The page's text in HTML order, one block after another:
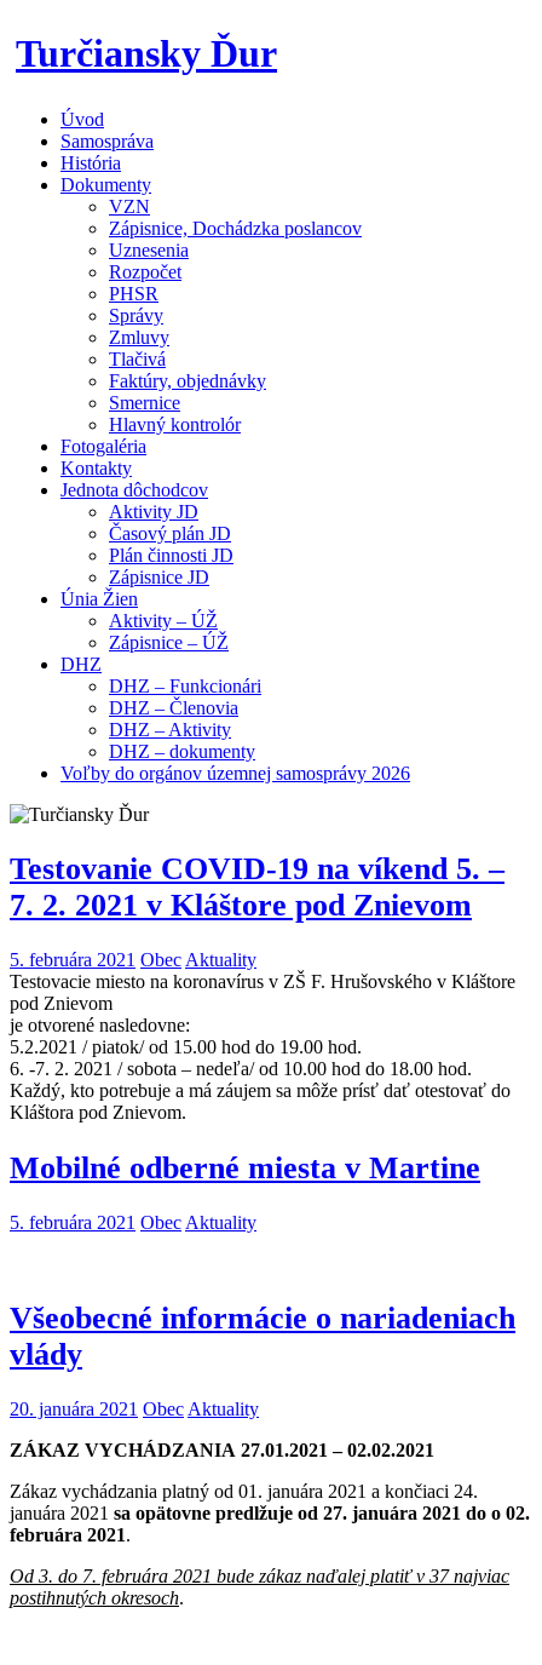
content
Turčiansky Ďur
Oficiálne
stránky
obce
Turčiansky
Úvod
Samospráva
História
Dokumenty
VZN
Zápisnice, Dochádzka poslancov
Uznesenia
Rozpočet
PHSR
Správy
Zmluvy
Tlačivá
Faktúry, objednávky
Smernice
Hlavný kontrolór
Fotogaléria
Kontakty
Jednota dôchodcov
Aktivity JD
Časový plán JD
Plán činnosti JD
Zápisnice JD
Únia Žien
Aktivity – ÚŽ
Zápisnice – ÚŽ
DHZ
DHZ – Funkcionári
DHZ – Členovia
DHZ – Aktivity
DHZ – dokumenty
Voľby do orgánov územnej samosprávy 2026
Testovanie COVID-19 na víkend 5. –
7. 2. 2021 v Kláštore pod Znievom
5. februára 2021 Obec Aktuality
Testovacie miesto na koronavírus v ZŠ F. Hrušovského v Kláštore
pod Znievom
je otvorené nasledovne:
5.2.2021 / piatok/ od 15.00 hod do 19.00 hod.
6. -7. 2. 2021 / sobota – nedeľa/ od 10.00 hod do 18.00 hod.
Každý, kto potrebuje a má záujem sa môže prísť dať otestovať do
Kláštora pod Znievom.
Mobilné odberné miesta v Martine
5. februára 2021 Obec Aktuality
Všeobecné informácie o nariadeniach
vlády
20. januára 2021 Obec Aktuality
ZÁKAZ VYCHÁDZANIA 27.01.2021 – 02.02.2021
Zákaz vychádzania platný od 01. januára 2021 a končiaci 24.
januára 2021 sa opätovne predlžuje od 27. januára 2021 do o 02.
februára 2021.
Od 3. do 7. februára 2021 bude zákaz naďalej platiť v 37 najviac
postihnutých okresoch.